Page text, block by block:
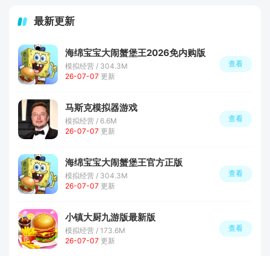
最新更新
海绵宝宝大闹蟹堡王2026免内购版
模拟经营 / 304.3M
26-07-07 更新
查看
马斯克模拟器游戏
模拟经营 / 6.6M
26-07-07 更新
查看
海绵宝宝大闹蟹堡王官方正版
模拟经营 / 304.3M
26-07-07 更新
查看
小镇大厨九游版最新版
模拟经营 / 173.6M
26-07-07 更新
查看